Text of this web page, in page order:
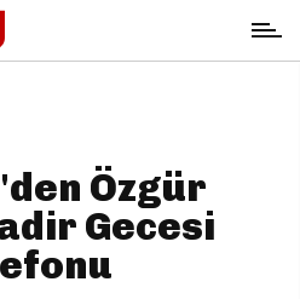
Özgür
Gecesi